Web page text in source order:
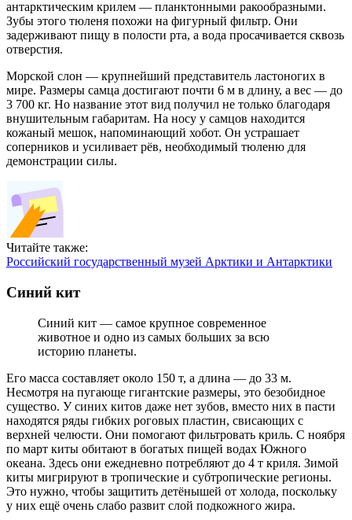
антарктическим крилем — планктонными ракообразными.
Зубы этого тюленя похожи на фигурный фильтр. Они
задерживают пищу в полости рта, а вода просачивается сквозь
отверстия.
Морской слон — крупнейший представитель ластоногих в
мире. Размеры самца достигают почти 6 м в длину, а вес — до
3 700 кг. Но название этот вид получил не только благодаря
внушительным габаритам. На носу у самцов находится
кожаный мешок, напоминающий хобот. Он устрашает
соперников и усиливает рёв, необходимый тюленю для
демонстрации силы.
Читайте также:
Российский государственный музей Арктики и Антарктики
Синий кит
Синий кит — самое крупное современное
животное и одно из самых больших за всю
историю планеты.
Его масса составляет около 150 т, а длина — до 33 м.
Несмотря на пугающе гигантские размеры, это безобидное
существо. У синих китов даже нет зубов, вместо них в пасти
находятся ряды гибких роговых пластин, свисающих с
верхней челюсти. Они помогают фильтровать криль. С ноября
по март киты обитают в богатых пищей водах Южного
океана. Здесь они ежедневно потребляют до 4 т криля. Зимой
киты мигрируют в тропические и субтропические регионы.
Это нужно, чтобы защитить детёнышей от холода, поскольку
у них ещё очень слабо развит слой подкожного жира.